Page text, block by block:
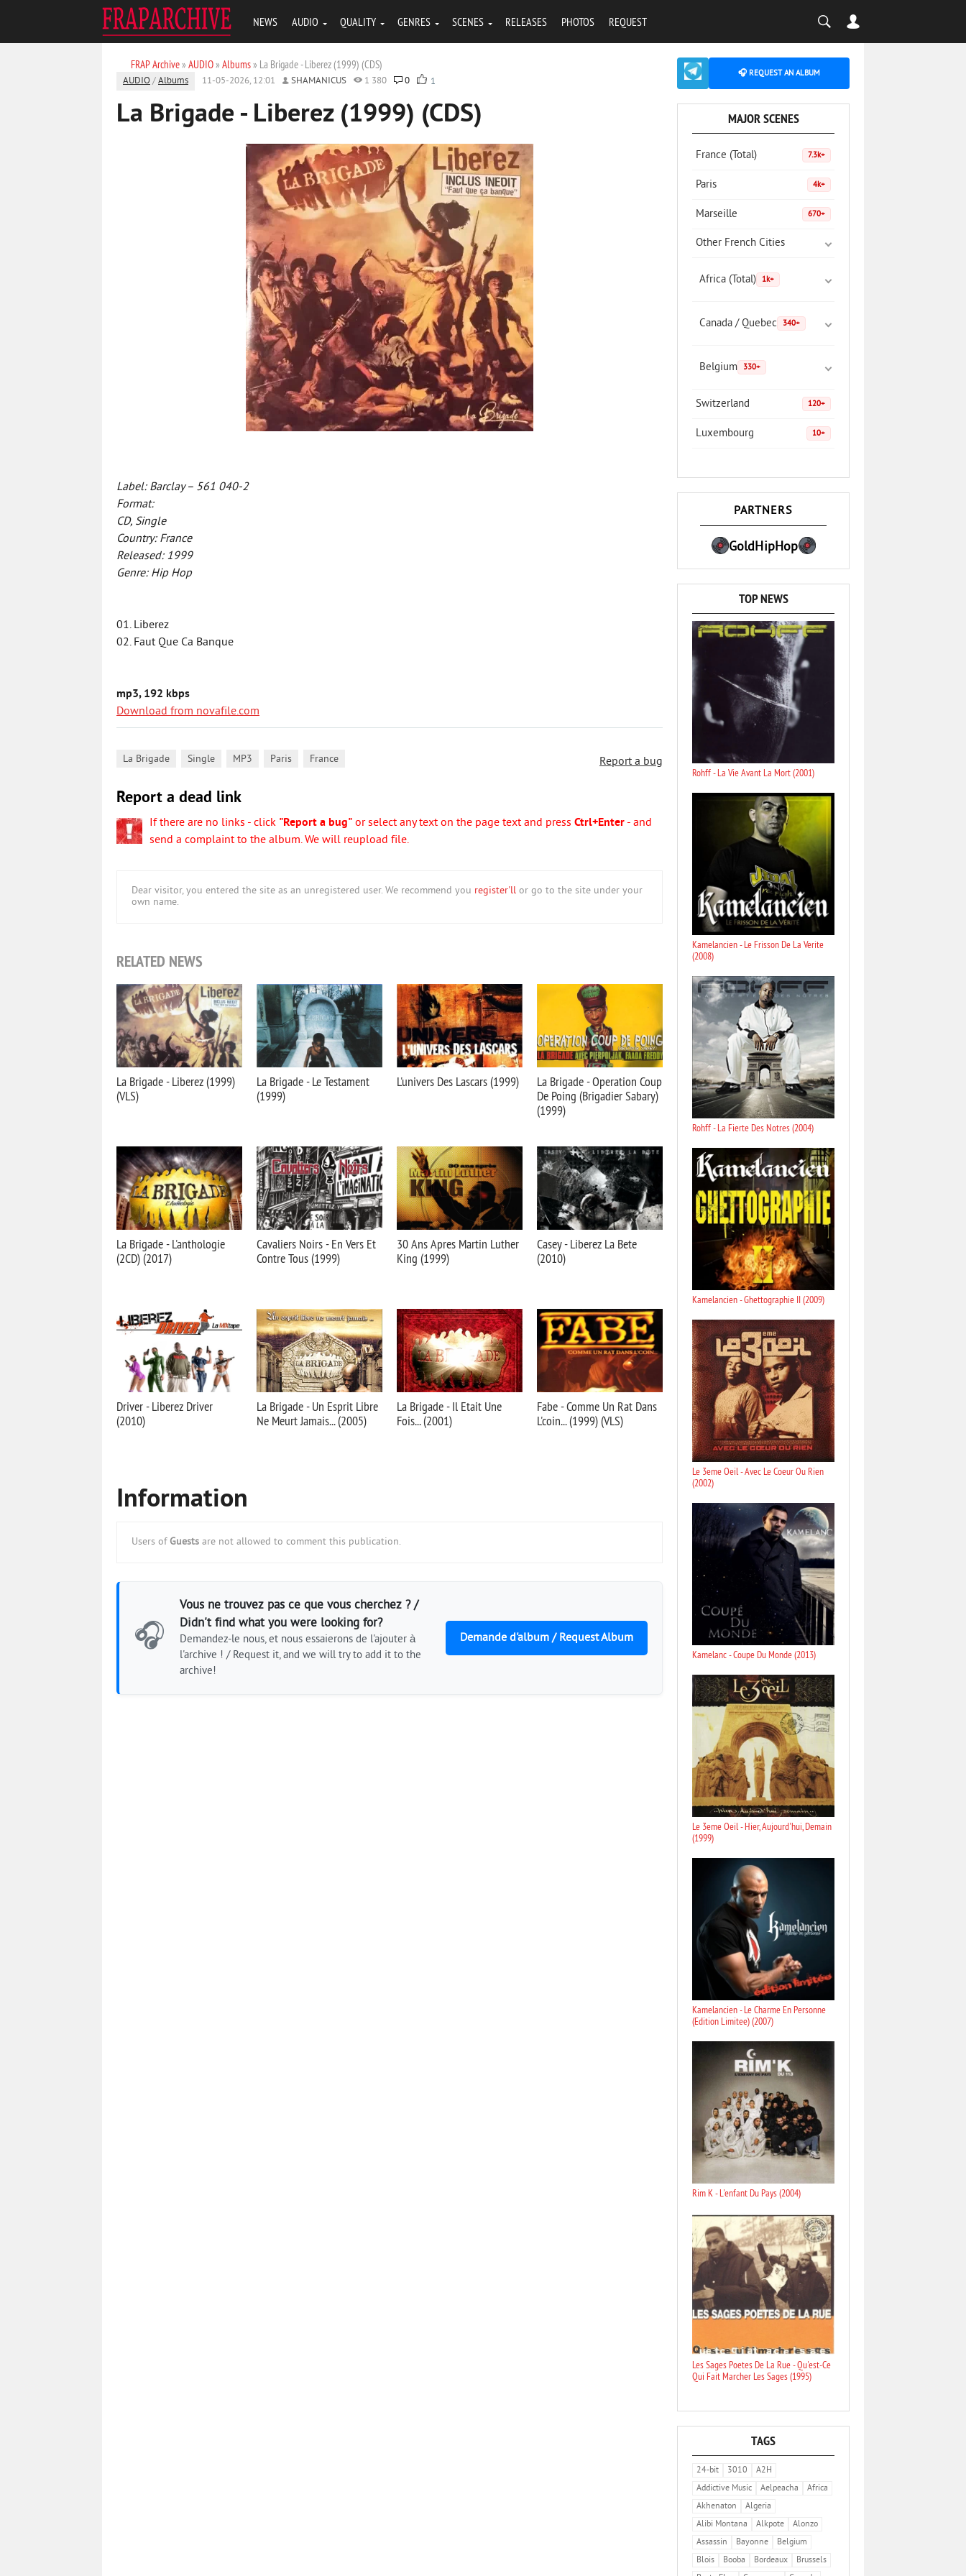
NEWS AUDIO QUALITY GENRES SCENES RELEASES PHOTOS REQUEST
FRAP Archive» AUDIO» Albums» La Brigade - Liberez (1999) (CDS)
AUDIO /Albums 11-05-2026, 12:01 SHAMANICUS 1 380 0 1
La Brigade - Liberez (1999) (CDS)
Label: Barclay – 561 040-2
Format:
CD, Single
Country: France
Released: 1999
Genre: Hip Hop
01. Liberez
02. Faut Que Ca Banque
mp3, 192 kbps
Download from novafile.com
Report a bug
La Brigade Single MP3 Paris France
Report a dead link
If there are no links - click "Report a bug" or select any text on the page text and press Ctrl+Enter - and
send a complaint to the album. We will reupload file.
Dear visitor, you entered the site as an unregistered user. We recommend you register'll or go to the site under your
own name.
RELATED NEWS
La Brigade - Liberez (1999)
(VLS)
La Brigade - Le Testament
(1999)
L'univers Des Lascars (1999)
La Brigade - Operation Coup
De Poing (Brigadier Sabary)
(1999)
La Brigade - L'anthologie
(2CD) (2017)
Cavaliers Noirs - En Vers Et
Contre Tous (1999)
30 Ans Apres Martin Luther
King (1999)
Casey - Liberez La Bete
(2010)
Driver - Liberez Driver
(2010)
La Brigade - Un Esprit Libre
Ne Meurt Jamais... (2005)
La Brigade - Il Etait Une
Fois... (2001)
Fabe - Comme Un Rat Dans
L'coin... (1999) (VLS)
Information
Users of Guests are not allowed to comment this publication.
🎧
Vous ne trouvez pas ce que vous cherchez ? /
Didn't find what you were looking for?
Demandez-le nous, et nous essaierons de l'ajouter à
l'archive ! / Request it, and we will try to add it to the
archive!
Demande d'album / Request Album
🎧 REQUEST AN ALBUM
MAJOR SCENES
France (Total) 7.3k+
Paris 4k+
Marseille 670+
Other French Cities
Africa (Total) 1k+
Canada / Quebec 340+
Belgium 330+
Switzerland 120+
Luxembourg 10+
PARTNERS
GoldHipHop
TOP NEWS
Rohff - La Vie Avant La Mort (2001)
Kamelancien - Le Frisson De La Verite
(2008)
Rohff - La Fierte Des Notres (2004)
Kamelancien - Ghettographie II (2009)
Le 3eme Oeil - Avec Le Coeur Ou Rien
(2002)
Kamelanc - Coupe Du Monde (2013)
Le 3eme Oeil - Hier, Aujourd'hui, Demain
(1999)
Kamelancien - Le Charme En Personne
(Edition Limitee) (2007)
Rim K - L'enfant Du Pays (2004)
Les Sages Poetes De La Rue - Qu'est-Ce
Qui Fait Marcher Les Sages (1995)
TAGS
24-bit 3010
A2H
Addictive Music
Aelpeacha
Africa
Akhenaton
Algeria
Alibi Montana
Alkpote
Alonzo
Assassin
Bayonne
Belgium
Blois
Booba Bordeaux
Brussels